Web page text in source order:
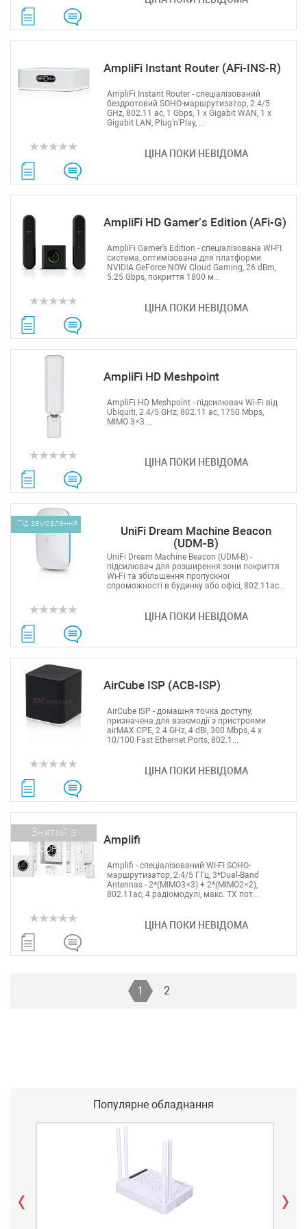
AmpliFi Instant Router (AFi-INS-R)
ЦІНА ПОКИ НЕВІДОМА
AmpliFi Instant Router - спеціалізований
бездротовий SOHO-маршрутизатор, 2.4/5
GHz, 802.11 ac, 1 Gbps, 1 х Gigabit WAN, 1 x
Gigabit LAN, Plug'n'Play, ...
AmpliFi HD Gamer’s Edition (AFi-G)
ЦІНА ПОКИ НЕВІДОМА
AmpliFi Gamer's Edition - спеціалізована WI-FI
система, оптимізована для платформи
NVIDIA GeForce NOW Cloud Gaming, 26 dBm,
5.25 Gbps, покриття 1800 м...
AmpliFi HD Meshpoint
ЦІНА ПОКИ НЕВІДОМА
AmpliFi HD Meshpoint - підсилювач Wi-Fi від
Ubiquiti, 2.4/5 GHz, 802.11 ac, 1750 Mbps,
MIMO 3×3 ...
UniFi Dream Machine Beacon
(UDM-B)
Під замовлення
ЦІНА ПОКИ НЕВІДОМА
UniFi Dream Machine Beacon (UDM-B) -
підсилювач для розширення зони покриття
Wi-Fi та збільшення пропускної
спроможності в будинку або офісі, 802.11ac...
AirCube ISP (ACB-ISP)
ЦІНА ПОКИ НЕВІДОМА
AirCube ISP - домашня точка доступу,
призначена для взаємодії з пристроями
airMAX CPE, 2.4 GHz, 4 dBi, 300 Mbps, 4 x
10/100 Fast Ethernet Ports, 802.1...
Amplifi
Знятий з
виробництва
ЦІНА ПОКИ НЕВІДОМА
Amplifi - спеціалізований WI-FI SOHO-
маршрутизатор, 2.4/5 ГГц, 3*Dual-Band
Antennas - 2*(MIMO3×3) + 2*(MIMO2×2),
802.11ac, 4 радіомодулі, макс. TX пот...
1 2
Популярне обладнання